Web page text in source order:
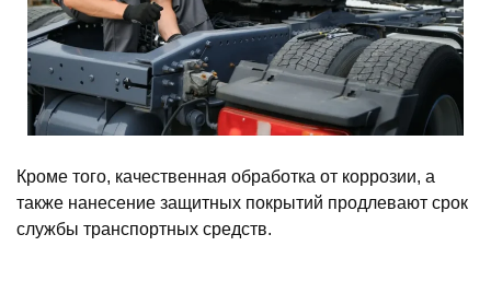
Кроме того, качественная обработка от коррозии, а
также нанесение защитных покрытий продлевают срок
службы транспортных средств.